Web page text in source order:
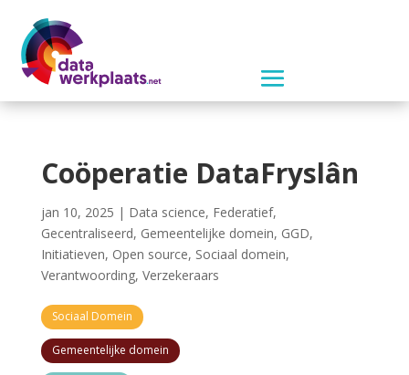
Coöperatie DataFryslân
jan 10, 2025 | Data science, Federatief,
Gecentraliseerd, Gemeentelijke domein, GGD,
Initiatieven, Open source, Sociaal domein,
Verantwoording, Verzekeraars
Sociaal Domein
Gemeentelijke domein